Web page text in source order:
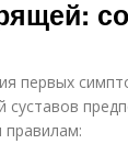
первых